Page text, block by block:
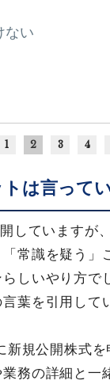
ない
1 2 3 4
は言って
していますが
常識を疑う」
しいやり方
葉を引用して
新規公開株式を
務の詳細と一